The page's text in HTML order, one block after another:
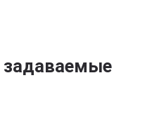
задаваемые